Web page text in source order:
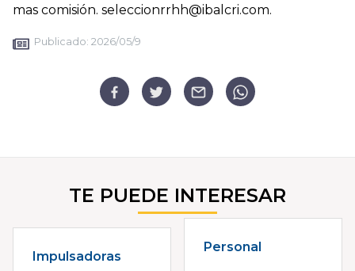
mas comisión. seleccionrrhh@ibalcri.com.
Publicado: 2026/05/9
TE PUEDE INTERESAR
Impulsadoras
Personal